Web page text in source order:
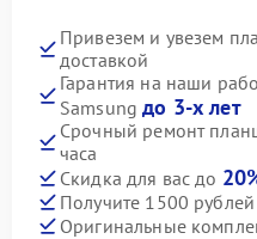
Привезем и увезем
доставкой
Гарантия на наши
Samsungдо 3-х лет
Срочный ремонт
часа
Скидка для вас до
Получите 1500
Оригинальные